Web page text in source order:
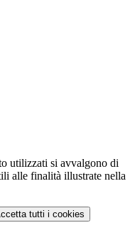
utilizzati si avvalgono di
alle finalità illustrate nella
tutti i cookies